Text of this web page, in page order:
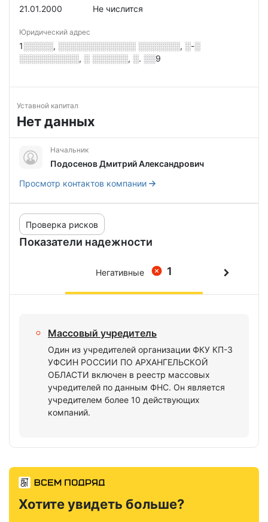
21.01.2000 Не числится
Юридический адрес
1░░░░░, ░░░░░░░░░░░░░ ░░░░░░░, ░-░
░░░░░░░░░░, ░ ░░░░░░, ░. ░░9
Уставной капитал
Нет данных
Начальник
Подосенов Дмитрий Александрович
Просмотр контактов компании
Показатели надежности
Проверка рисков
1
Негативные
Массовый учредитель
Один из учредителей организации ФКУ КП-3
УФСИН РОССИИ ПО АРХАНГЕЛЬСКОЙ
ОБЛАСТИ включен в реестр массовых
учредителей по данным ФНС. Он является
учредителем более 10 действующих
компаний.
Хотите увидеть больше?